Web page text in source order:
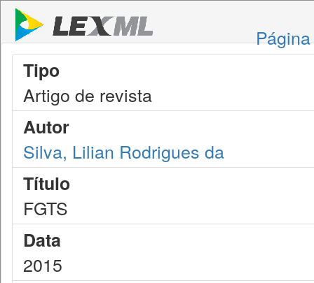
Tipo
Artigo de revista
Autor
Silva, Lilian Rodrigues da
Título
FGTS
Data
2015